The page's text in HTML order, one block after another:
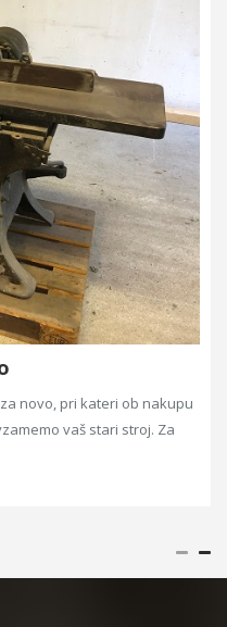
novo, pri kateri ob nakupu
vaš stari stroj. Za